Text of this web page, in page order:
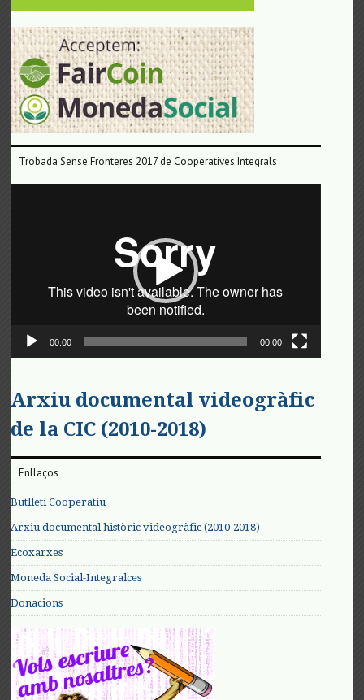
Trobada Sense Fronteres 2017 de Cooperatives Integrals
00:00 00:00
Arxiu documental videogràfic
de la CIC (2010-2018)
Enllaços
Butlletí Cooperatiu
Arxiu documental històric videogràfic (2010-2018)
Ecoxarxes
Moneda Social-Integralces
Donacions